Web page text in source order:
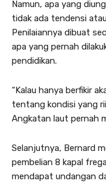
Namun, apa yang
tidak ada tendensi
Penilaiannya dibuat
apa yang pernah
pendidikan.
“Kalau hanya berfikir
tentang kondisi yang
Angkatan laut pernah
Selanjutnya, Bernard
pembelian 8 kapal
mendapat undangan